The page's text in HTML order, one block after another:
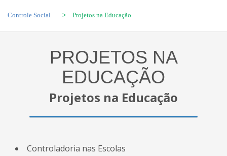
Controle Social > Projetos na Educação
PROJETOS NA
EDUCAÇÃO
Projetos na Educação
Controladoria nas Escolas